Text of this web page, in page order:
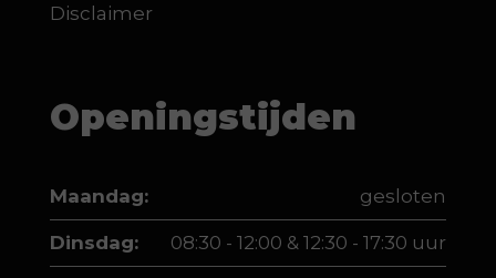
Disclaimer
Openingstijden
Maandag: gesloten
Dinsdag: 08:30 - 12:00 & 12:30 - 17:30 uur